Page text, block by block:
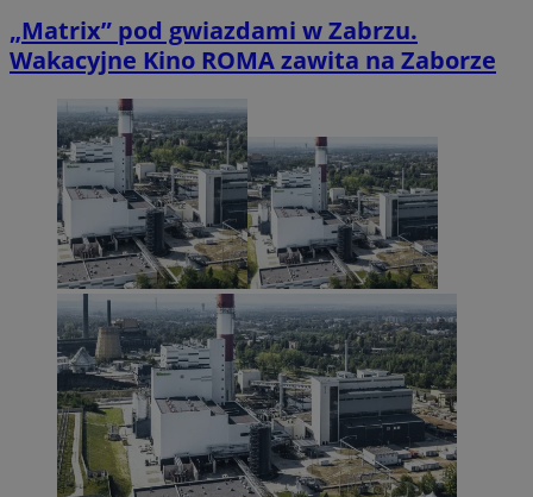
„Matrix” pod gwiazdami w Zabrzu.
Wakacyjne Kino ROMA zawita na Zaborze